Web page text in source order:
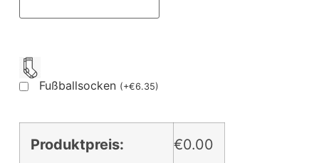
Fußballsocken (+€6.35)
Produktpreis: €0.00